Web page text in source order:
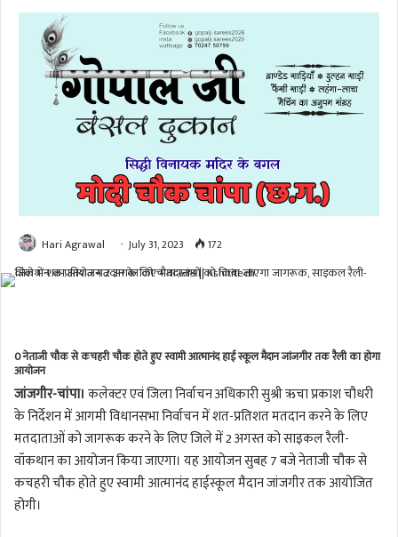
Hari Agrawal July 31, 2023 172
0 नेताजी चौक से कचहरी चौक होते हुए स्वामी आत्मानंद हाई स्कूल मैदान जांजगीर तक रैली का होगा
आयोजन
जांजगीर-चांपा। कलेक्टर एवं जिला निर्वाचन अधिकारी सुश्री ऋचा प्रकाश चौधरी
के निर्देशन में आगमी विधानसभा निर्वाचन में शत-प्रतिशत मतदान करने के लिए
मतदाताओं को जागरूक करने के लिए जिले में 2 अगस्त को साइकल रैली-
वॉकथान का आयोजन किया जाएगा। यह आयोजन सुबह 7 बजे नेताजी चौक से
कचहरी चौक होते हुए स्वामी आत्मानंद हाईस्कूल मैदान जांजगीर तक आयोजित
होगी।